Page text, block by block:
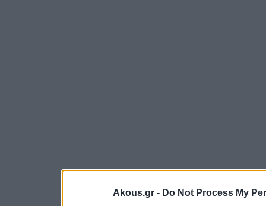
Akous.gr - Do Not Process My